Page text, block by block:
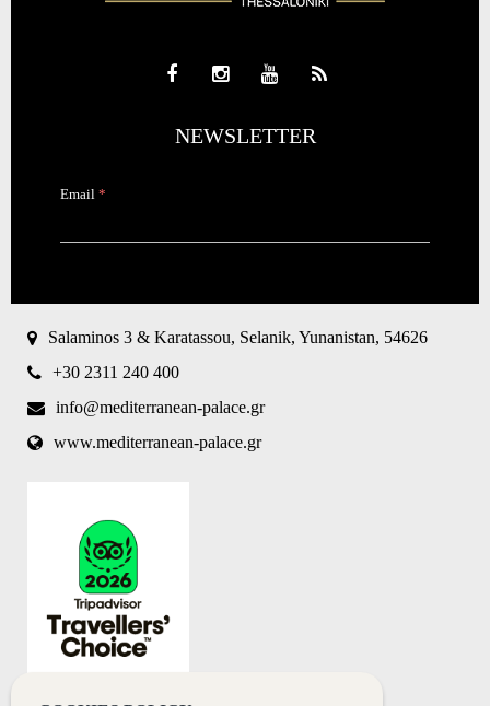
NEWSLETTER
Email *
question is
whether or
not you are
visitor and
automated
Salaminos 3 & Karatassou, Selanik, Yunanistan, 54626
+30 2311 240 400
info@mediterranean-palace.gr
www.mediterranean-palace.gr